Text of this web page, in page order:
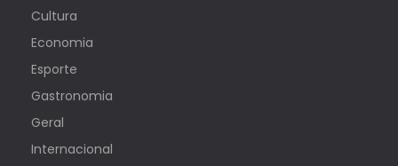
Cultura
Economia
Esporte
Gastronomia
Geral
Internacional